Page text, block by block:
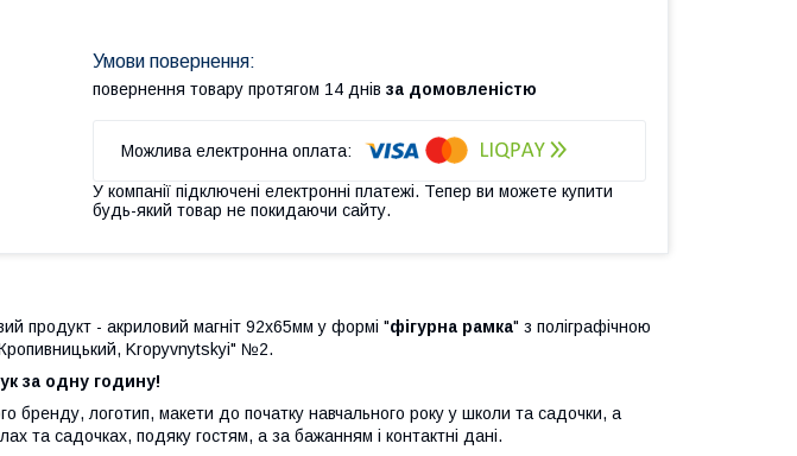
повернення товару протягом 14 днів за домовленістю
У компанії підключені електронні платежі. Тепер ви можете купити
будь-який товар не покидаючи сайту.
продукт - акриловий магніт 92х65мм у формі "фігурна рамка" з поліграфічною
Kropyvnytskyi" №2.
за одну годину!
бренду, логотип, макети до початку навчального року у школи та садочки, а
та садочках, подяку гостям, а за бажанням і контактні дані.